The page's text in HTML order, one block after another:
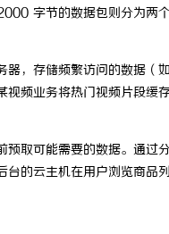
字节的数据包则分为两
器，存储频繁访问的数据（
视频业务将热门视频片段缓
预取可能需要的数据。通过
台的云主机在用户浏览商品